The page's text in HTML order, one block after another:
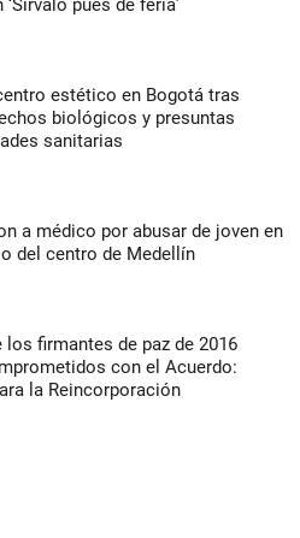
‘Sírvalo pues de feria’
estético en Bogotá tras
biológicos y presuntas
sanitarias
a médico por abusar de joven en
del centro de Medellín
los firmantes de paz de 2016
con el Acuerdo:
la Reincorporación